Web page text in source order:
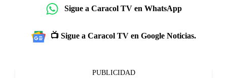
Sigue a Caracol TV en WhatsApp
📺 Sigue a Caracol TV en Google Noticias.
PUBLICIDAD